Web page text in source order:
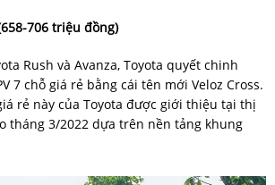
706 triệu đồng)
Rush và Avanza, Toyota quyết chinh
7 chỗ giá rẻ bằng cái tên mới Veloz Cross.
rẻ này của Toyota được giới thiệu tại thị
tháng 3/2022 dựa trên nền tảng khung